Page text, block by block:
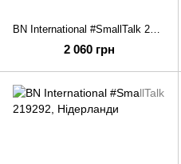
BN International #SmallTalk 219304
2 060 грн